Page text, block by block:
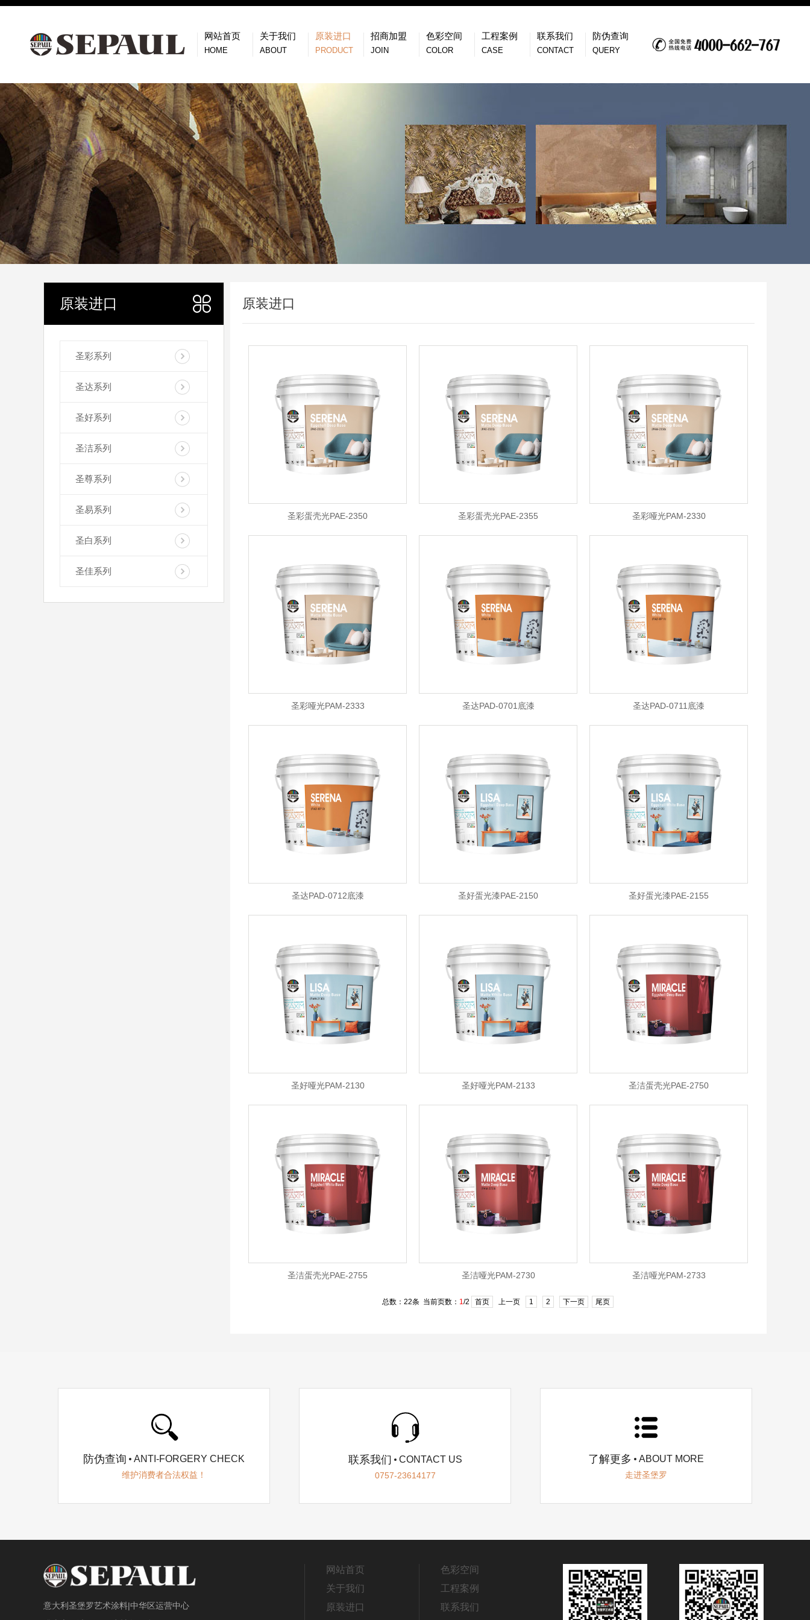
网站首页
HOME
关于我们
ABOUT
原装进口
PRODUCT
招商加盟
JOIN
色彩空间
COLOR
工程案例
CASE
联系我们
CONTACT
防伪查询
QUERY
原装进口
圣彩系列
圣达系列
圣好系列
圣洁系列
圣尊系列
圣易系列
圣白系列
圣佳系列
原装进口
圣彩蛋壳光PAE-2350 圣彩蛋壳光PAE-2355 圣彩哑光PAM-2330
圣彩哑光PAM-2333 圣达PAD-0701底漆 圣达PAD-0711底漆
圣达PAD-0712底漆 圣好蛋光漆PAE-2150 圣好蛋光漆PAE-2155
圣好哑光PAM-2130 圣好哑光PAM-2133 圣洁蛋壳光PAE-2750
圣洁蛋壳光PAE-2755 圣洁哑光PAM-2730 圣洁哑光PAM-2733
总数：22条 当前页数： 1/2 首页 上一页 1 2 下一页 尾页
防伪查询 ANTI-FORGERY CHECK
维护消费者合法权益！
联系我们 CONTACT US
0757-23614177
了解更多 ABOUT MORE
走进圣堡罗
意大利圣堡罗艺术涂料|中华区运营中心
网站首页
关于我们
原装进口
色彩空间
工程案例
联系我们